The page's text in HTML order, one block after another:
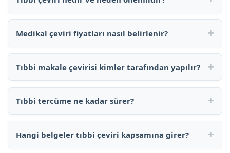
Medikal çeviri fiyatları nasıl belirlenir? +
Tıbbi makale çevirisi kimler tarafından yapılır? +
Tıbbi tercüme ne kadar sürer? +
Hangi belgeler tıbbi çeviri kapsamına girer? +